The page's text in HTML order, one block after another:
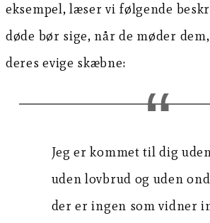
eksempel, læser vi følgende
døde bør sige, når de møder
deres evige skæbne:
Jeg er kommet til dig
uden lovbrud og uden
der er ingen som vidner